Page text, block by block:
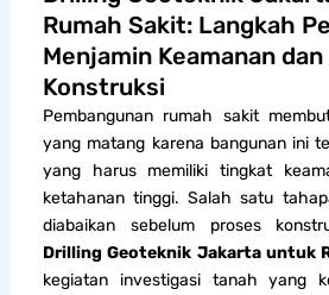
Rumah Sakit: Langkah
Menjamin Keamanan
Konstruksi
Pembangunan rumah sakit
yang matang karena bangunan ini
yang harus memiliki tingkat
ketahanan tinggi. Salah satu
diabaikan sebelum proses
Drilling Geoteknik Jakarta untuk
kegiatan investigasi tanah yang